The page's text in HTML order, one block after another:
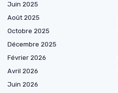
Juin 2025
Août 2025
Octobre 2025
Décembre 2025
Février 2026
Avril 2026
Juin 2026